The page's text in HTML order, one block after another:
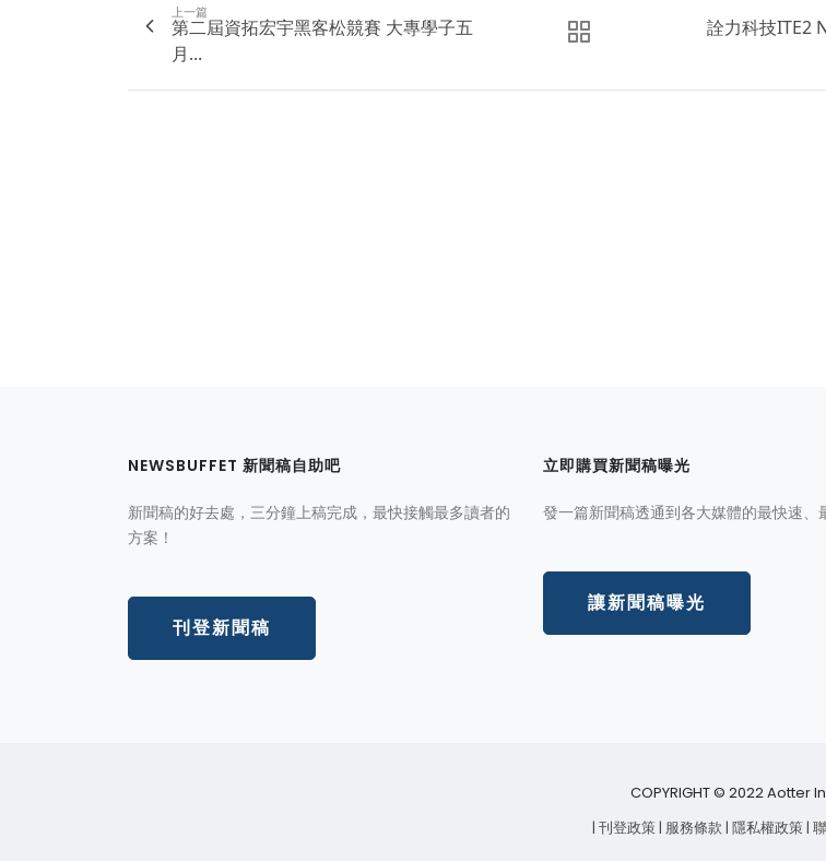
上一篇
第二屆資拓宏宇黑客松競賽 大專學子五
月...
詮力科技ITE2
NEWSBUFFET 新聞稿自助吧
新聞稿的好去處，三分鐘上稿完成，最快接觸最多讀者的
方案！
刊登新聞稿
立即購買新聞稿曝光
發一篇新聞稿透通到各大媒體的最快速、
讓新聞稿曝光
COPYRIGHT © 2022 Aotter
| 刊登政策| 服務條款| 隱私權政策|